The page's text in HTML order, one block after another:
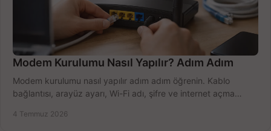
Modem Kurulumu Nasıl Yapılır? Adım Adım
Modem kurulumu nasıl yapılır adım adım öğrenin. Kablo
bağlantısı, arayüz ayarı, Wi-Fi adı, şifre ve internet açma
4 Temmuz 2026